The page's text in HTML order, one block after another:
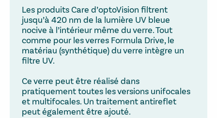
Les produits Care d’optoVision filtrent
jusqu’à 420 nm de la lumière UV bleue
nocive à l’intérieur même du verre. Tout
comme pour les verres Formula Drive, le
matériau (synthétique) du verre intègre un
filtre UV.
Ce verre peut être réalisé dans
pratiquement toutes les versions unifocales
et multifocales. Un traitement antireflet
peut également être ajouté.